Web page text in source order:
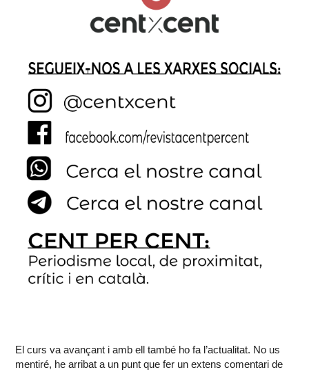
El curs va avançant i amb ell també ho fa l’actualitat. No us
mentiré, he arribat a un punt que fer un extens comentari de